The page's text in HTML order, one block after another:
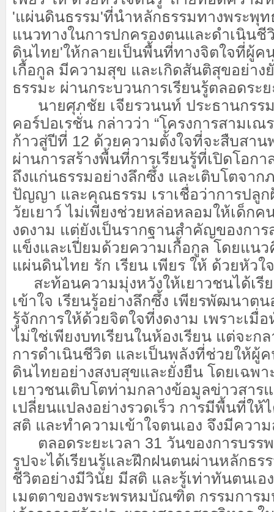
'แผ่นดินธรรม'ที่นำหลักธรรมทางพระพุ
แนวทางในการปกครองตนและดำเนินชี
ดินไทย'ให้กลายเป็นพื้นที่ทางจิตใจที่ผู้ค
เกื้อกูล มีความสุข และเกิดสันติสุขอย่าง
ธรรมะ ผ่านกระบวนการเรียนรู้ตลอดระ
นายศุภชัย เจียรวนนท์ ประธานกรร
คอร์ปอเรชั่น กล่าวว่า “โครงการสามเ
ก้าวสู่ปีที่ 12 ด้วยความตั้งใจที่จะสืบสา
ผ่านการสร้างพื้นที่การเรียนรู้ที่เปิดโอกา
ถึงแก่นธรรมอย่างลึกซึ้ง และเติบโตจาก
ปัญญา และคุณธรรม เราเชื่อว่าการปลูก
วัยเยาว์ ไม่เพียงช่วยหล่อหลอมให้เด็กค
งดงาม แต่ยังเป็นรากฐานสำคัญของการ
แข็งและเปี่ยมด้วยความเกื้อกูล โดยแน
แผ่นดินไทย รัก เรียน เพียร ให้ ด้วยหัวใ
สะท้อนความมุ่งหวังให้เยาวชนได้เรี
เข้าใจ เรียนรู้อย่างลึกซึ้ง เพียรพัฒนาตน
รู้จักการให้ด้วยจิตใจที่งดงาม เพราะเมื่
ไม่ใช่เพียงบทเรียนในห้องเรียน แต่จะก
การดำเนินชีวิต และเป็นพลังที่ช่วยให้ผู้
ดินไทยอย่างสงบสุขและยั่งยืน โดยเฉพ
เยาวชนเติบโตท่ามกลางข้อมูลข่าวสาร
เปลี่ยนแปลงอย่างรวดเร็ว การมีพื้นที่ให้
สติ และทำความเข้าใจตนเอง จึงมีควา
ตลอดระยะเวลา 31 วันของการบรร
รูปจะได้เรียนรู้และฝึกฝนตนผ่านหลักธร
ชีวิตอย่างมีวินัย มีสติ และรู้เท่าทันตนเอ
เมตตาของพระพรหมบัณฑิต กรรมการม